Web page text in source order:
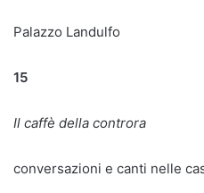
Palazzo Landulfo
15
Il caffè della controra
conversazioni e canti nelle